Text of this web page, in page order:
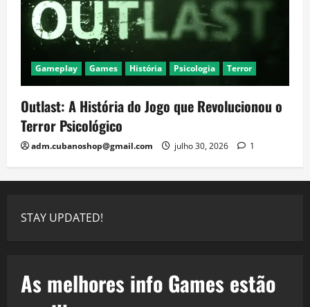
Gameplay Games História Psicologia Terror
Outlast: A História do Jogo que Revolucionou o
Terror Psicológico
adm.cubanoshop@gmail.com julho 30, 2026 1
STAY UPDATED!
As melhores info Games estão